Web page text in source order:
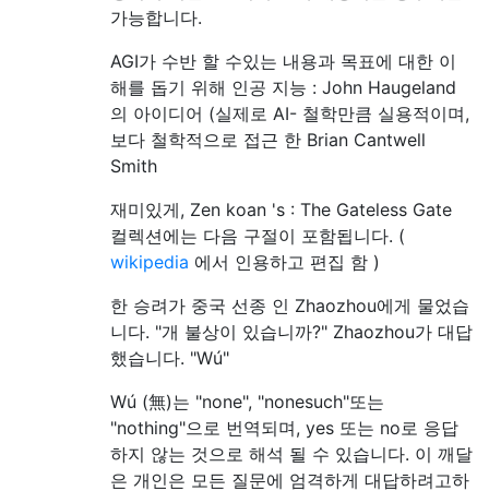
가능합니다.
AGI가 수반 할 수있는 내용과 목표에 대한 이
해를 돕기 위해 인공 지능 : John Haugeland
의 아이디어 (실제로 AI- 철학만큼 실용적이며,
보다 철학적으로 접근 한 Brian Cantwell
Smith
재미있게, Zen koan 's : The Gateless Gate
컬렉션에는 다음 구절이 포함됩니다. (
wikipedia 에서 인용하고 편집 함 )
한 승려가 중국 선종 인 Zhaozhou에게 물었습
니다. "개 불상이 있습니까?" Zhaozhou가 대답
했습니다. "Wú"
Wú (無)는 "none", "nonesuch"또는
"nothing"으로 번역되며, yes 또는 no로 응답
하지 않는 것으로 해석 될 수 있습니다. 이 깨달
은 개인은 모든 질문에 엄격하게 대답하려고하